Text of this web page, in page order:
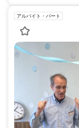
アルバイト・パート